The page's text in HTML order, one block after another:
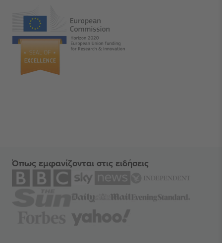
Όπως εμφανίζονται στις ειδήσεις